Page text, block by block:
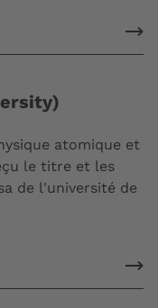
atomique et
le titre et les
de l'université de